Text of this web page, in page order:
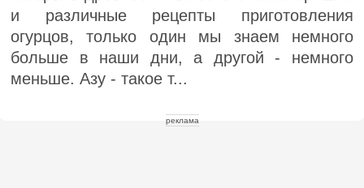
и различные рецепты приготовления
огурцов, только один мы знаем немного
больше в наши дни, а другой - немного
меньше. Азу - такое т...
реклама